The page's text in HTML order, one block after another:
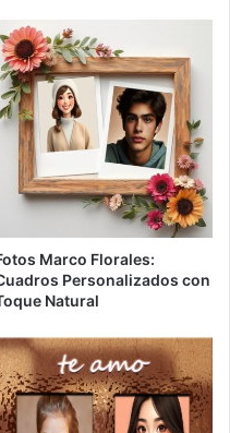
Marco Florales:
Personalizados con
Natural